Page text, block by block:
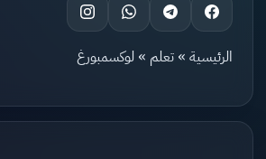
الرئيسية » تعلم » لوكسمبورغ